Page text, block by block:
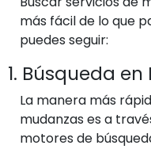
más fácil de lo que
puedes seguir:
1. Búsqueda en
La manera más
mudanzas es a
motores de